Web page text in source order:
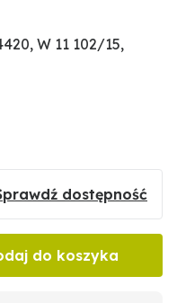
W 11 102/15,
dostępność
do koszyka